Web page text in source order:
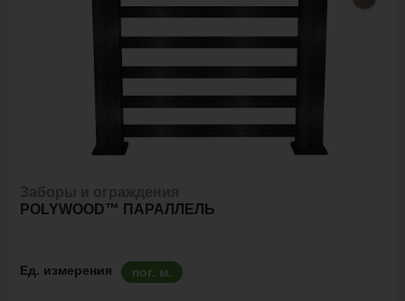
POLYWOOD™ ПАРАЛЛЕЛЬ
Ед. измерения пог. м.